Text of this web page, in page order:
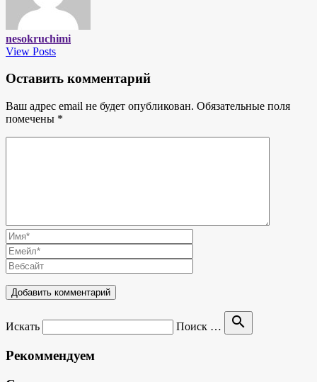
nesokruchimi
View Posts
Оставить комментарий
Ваш адрес email не будет опубликован. Обязательные поля
помечены *
Искать Поиск … search
Рекоммендуем